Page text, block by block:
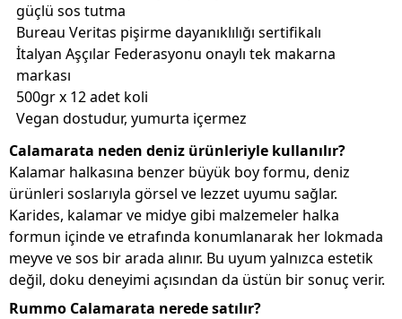
güçlü sos tutma
Bureau Veritas pişirme dayanıklılığı sertifikalı
İtalyan Aşçılar Federasyonu onaylı tek makarna
markası
500gr x 12 adet koli
Vegan dostudur, yumurta içermez
Calamarata neden deniz ürünleriyle kullanılır?
Kalamar halkasına benzer büyük boy formu, deniz
ürünleri soslarıyla görsel ve lezzet uyumu sağlar.
Karides, kalamar ve midye gibi malzemeler halka
formun içinde ve etrafında konumlanarak her lokmada
meyve ve sos bir arada alınır. Bu uyum yalnızca estetik
değil, doku deneyimi açısından da üstün bir sonuç verir.
Rummo Calamarata nerede satılır?